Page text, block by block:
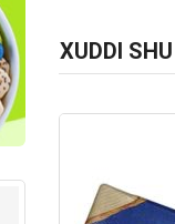
XUDDI